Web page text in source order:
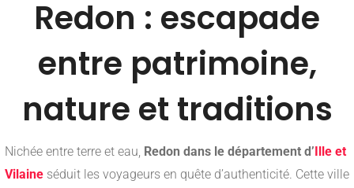
Redon : escapade
entre patrimoine,
nature et traditions
Nichée entre terre et eau, Redon dans le département d’Ille et
Vilaine séduit les voyageurs en quête d’authenticité. Cette ville